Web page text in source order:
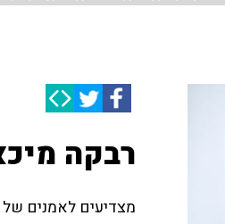
רבקה
מצדיעים לאמנים